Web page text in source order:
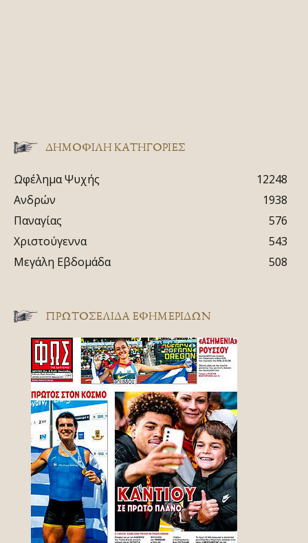
ΔΗΜΟΦΙΛΗ ΚΑΤΗΓΟΡΙΕΣ
Ωφέλημα Ψυχής
12248
Ανδρών
1938
Παναγίας
576
Χριστούγεννα
543
Μεγάλη Εβδομάδα
508
ΠΡΩΤΟΣΈΛΙΔΑ ΕΦΗΜΕΡΊΔΩΝ